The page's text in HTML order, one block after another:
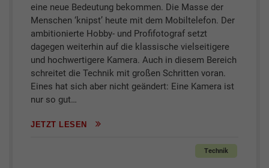
eine neue Bedeutung bekommen. Die Masse der
Menschen ‘knipst’ heute mit dem Mobiltelefon. Der
ambitionierte Hobby- und Profifotograf setzt
dagegen weiterhin auf die klassische vielseitigere
und hochwertigere Kamera. Auch in diesem Bereich
schreitet die Technik mit großen Schritten voran.
Eines hat sich aber nicht geändert: Eine Kamera ist
nur so gut…
JETZT LESEN
Technik